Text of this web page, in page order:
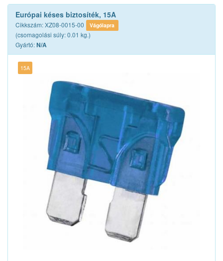
Európai késes biztosíték, 15A
Cikkszám: XZ08-0015-00 Vágólapra
(csomagolási súly: 0.01 kg.)
Gyártó:N/A
15A